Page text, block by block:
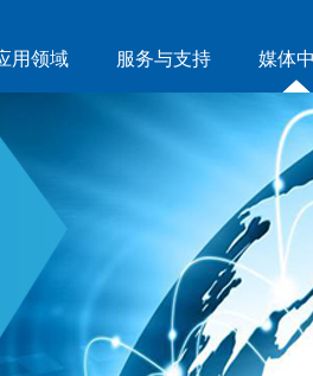
用领域 服务与支持 媒体